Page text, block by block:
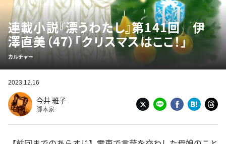
連載小説『漂うわたし』第141回 伊
澤直美（47）「クリスマスはここ！」
カルチャー
2023.12.16
今井 雅子
脚本家